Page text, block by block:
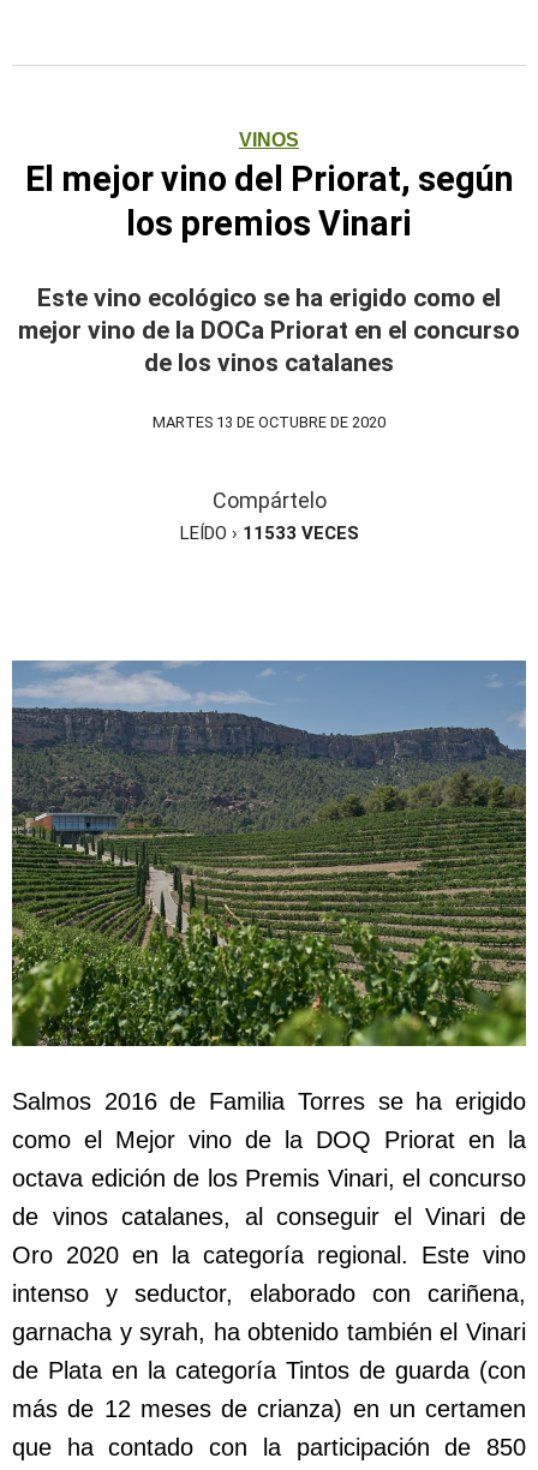
VINOS
El mejor vino del Priorat, según
los premios Vinari
Este vino ecológico se ha erigido como el
mejor vino de la DOCa Priorat en el concurso
de los vinos catalanes
MARTES 13 DE OCTUBRE DE 2020
Compártelo
LEÍDO › 11533 VECES
Salmos 2016 de Familia Torres se ha erigido
como el Mejor vino de la DOQ Priorat en la
octava edición de los Premis Vinari, el concurso
de vinos catalanes, al conseguir el Vinari de
Oro 2020 en la categoría regional. Este vino
intenso y seductor, elaborado con cariñena,
garnacha y syrah, ha obtenido también el Vinari
de Plata en la categoría Tintos de guarda (con
más de 12 meses de crianza) en un certamen
que ha contado con la participación de 850